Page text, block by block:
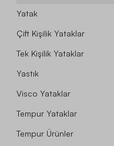
Yatak
Çift Kişilik Yataklar
Tek Kişilik Yataklar
Yastık
Visco Yataklar
Tempur Yataklar
Tempur Ürünler